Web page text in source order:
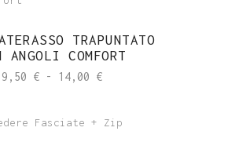
TRAPUNTATO
ANGOLI COMFORT
9,50 € - 14,00 €Fascia
prezzo: